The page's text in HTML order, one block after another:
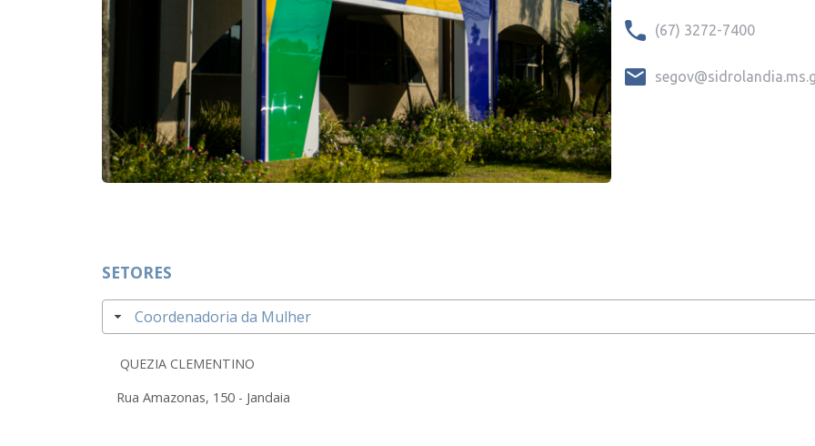
(67) 3272-7400
SETORES
Coordenadoria da Mulher
QUEZIA CLEMENTINO
Rua Amazonas, 150 - Jandaia